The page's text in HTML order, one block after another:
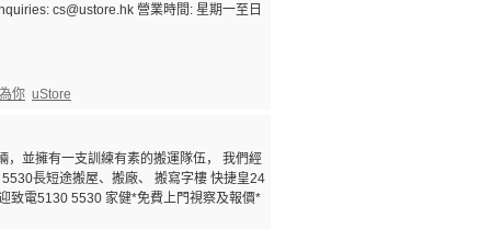
cs@ustore.hk 營業時間: 星期一至日
你 uStore
並擁有一支訓練有素的搬運隊伍， 我們經
長短途搬屋、搬廠、 搬寫字樓 快捷皇24
致電5130 5530 家健*免費上門視察及報價*